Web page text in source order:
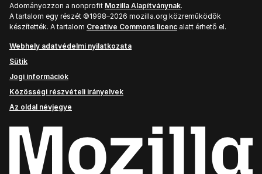
Adományozzon a nonprofit Mozilla Alapítványnak.
A tartalom egy részét ©1998–2026 mozilla.org közreműködők
készítették. A tartalom Creative Commons licenc alatt érhető el.
Webhely adatvédelmi nyilatkozata
Sütik
Jogi információk
Közösségi részvételi irányelvek
Az oldal névjegye